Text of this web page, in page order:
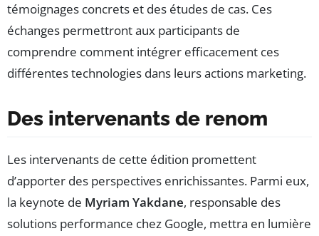
témoignages concrets et des études de cas. Ces
échanges permettront aux participants de
comprendre comment intégrer efficacement ces
différentes technologies dans leurs actions marketing.
Des intervenants de renom
Les intervenants de cette édition promettent
d’apporter des perspectives enrichissantes. Parmi eux,
la keynote de Myriam Yakdane, responsable des
solutions performance chez Google, mettra en lumière